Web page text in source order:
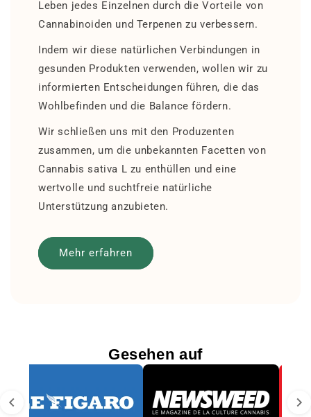
Leben jedes Einzelnen durch die Vorteile von
Cannabinoiden und Terpenen zu verbessern.
Indem wir diese natürlichen Verbindungen in
gesunden Produkten verwenden, wollen wir zu
informierten Entscheidungen führen, die das
Wohlbefinden und die Balance fördern.
Wir schließen uns mit den Produzenten
zusammen, um die unbekannten Facetten von
Cannabis sativa L zu enthüllen und eine
wertvolle und suchtfreie natürliche
Unterstützung anzubieten.
Mehr erfahren
Gesehen auf